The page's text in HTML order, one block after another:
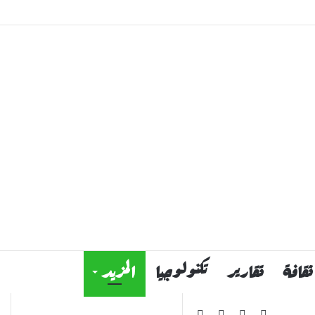
ثقافة تقارير تكنولوجيا المزيد